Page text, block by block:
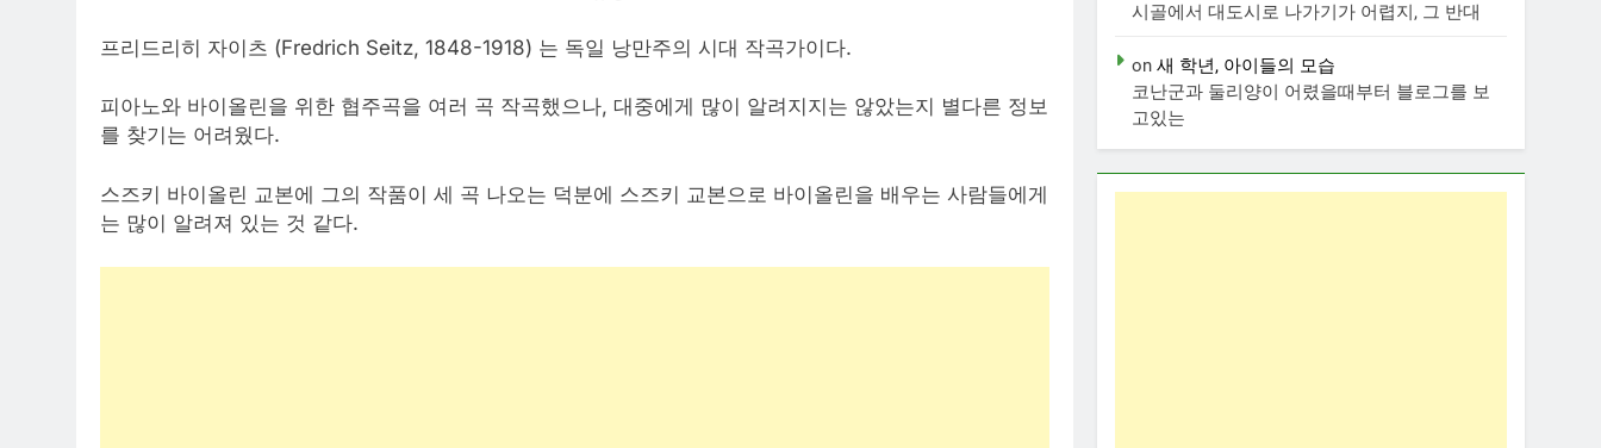
프리드리히 자이츠 (Fredrich Seitz, 1848-1918) 는 독일 낭만주의 시대 작곡가이다.
피아노와 바이올린을 위한 협주곡을 여러 곡 작곡했으나, 대중에게 많이 알려지지는 않았는지 별다른 정보
를 찾기는 어려웠다.
스즈키 바이올린 교본에 그의 작품이 세 곡 나오는 덕분에 스즈키 교본으로 바이올린을 배우는 사람들에게
는 많이 알려져 있는 것 같다.
시골에서 대도시로 나가기가 어렵지, 그 반대
on 새 학년, 아이들의 모습
코난군과 둘리양이 어렸을때부터 블로그를 보
고있는